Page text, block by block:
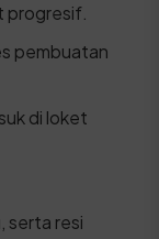
progresif.
pembuatan
di loket
serta resi